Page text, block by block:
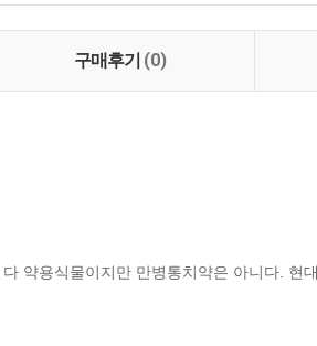
구매후기 (0)
약용식물이지만 만병통치약은 아니다. 현